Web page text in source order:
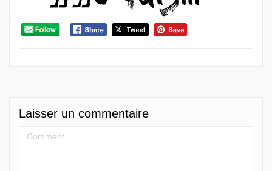
Laisser un commentaire